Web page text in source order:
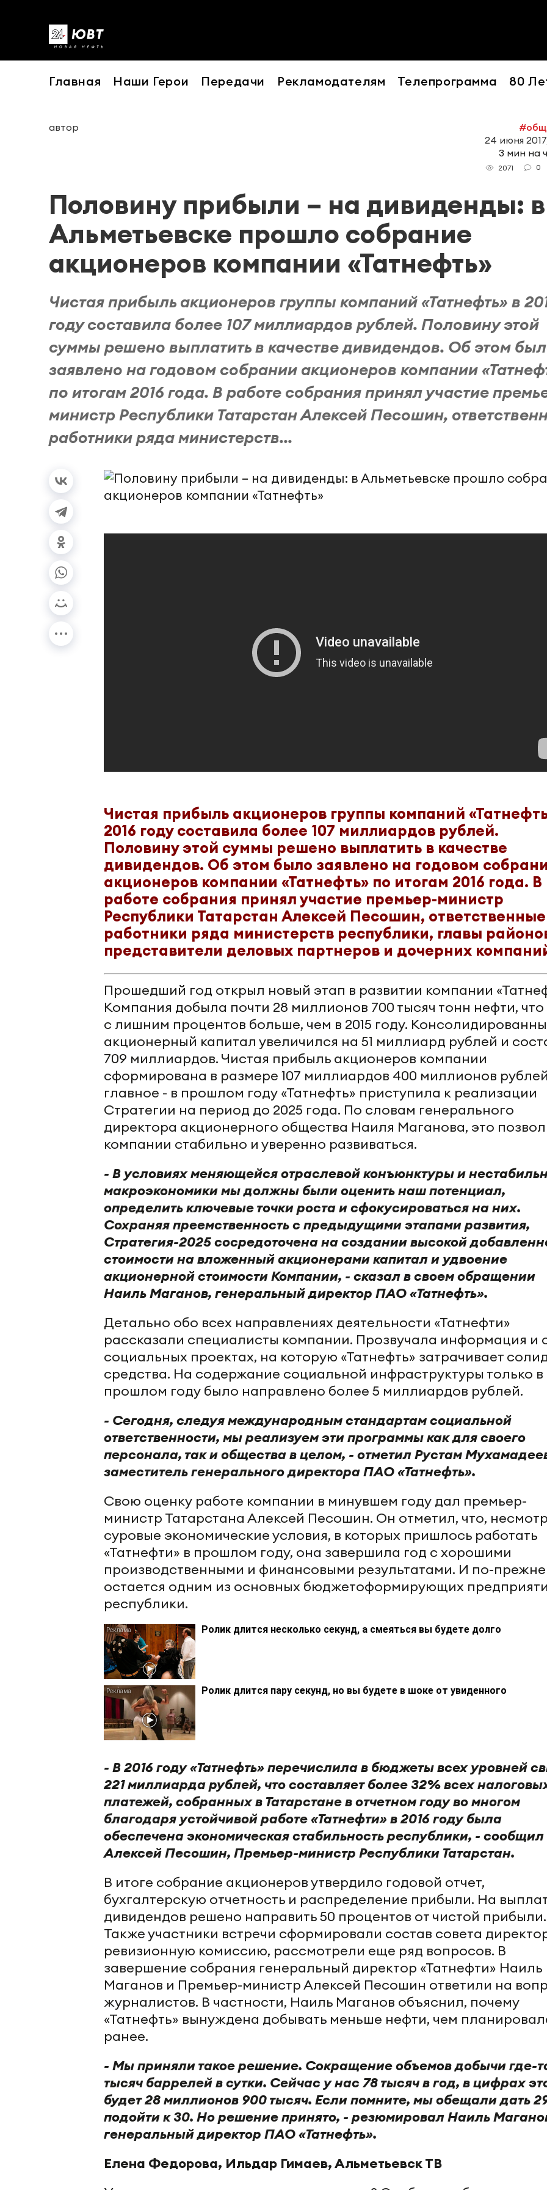
Главная Наши Герои Передачи Рекламодателям Телепрограмма 80
автор
24 июня
3 мин на
2071 0
Половину прибыли – на дивиденды: в
Альметьевске прошло собрание
акционеров компании «Татнефть»
Чистая прибыль акционеров группы компаний «Татнефть» в
году составила более 107 миллиардов рублей. Половину этой
суммы решено выплатить в качестве дивидендов. Об этом
заявлено на годовом собрании акционеров компании
по итогам 2016 года. В работе собрания принял участие
министр Республики Татарстан Алексей Песошин,
работники ряда министерств...
Чистая прибыль акционеров группы компаний
2016 году составила более 107 миллиардов рублей.
Половину этой суммы решено выплатить в качестве
дивидендов. Об этом было заявлено на годовом
акционеров компании «Татнефть» по итогам 2016 года. В
работе собрания принял участие премьер-министр
Республики Татарстан Алексей Песошин, ответственные
работники ряда министерств республики, главы
представители деловых партнеров и дочерних
Прошедший год открыл новый этап в развитии компании
Компания добыла почти 28 миллионов 700 тысяч тонн нефти, что
с лишним процентов больше, чем в 2015 году.
акционерный капитал увеличился на 51 миллиард рублей и
709 миллиардов. Чистая прибыль акционеров компании
сформирована в размере 107 миллиардов 400 миллионов
главное - в прошлом году «Татнефть» приступила к реализации
Стратегии на период до 2025 года. По словам генерального
директора акционерного общества Наиля Маганова, это
компании стабильно и уверенно развиваться.
- В условиях меняющейся отраслевой конъюнктуры и
макроэкономики мы должны были оценить наш потенциал,
определить ключевые точки роста и сфокусироваться на них.
Сохраняя преемственность с предыдущими этапами развития,
Стратегия-2025 сосредоточена на создании высокой
стоимости на вложенный акционерами капитал и удвоение
акционерной стоимости Компании, - сказал в своем обращении
Наиль Маганов, генеральный директор ПАО «Татнефть».
Детально обо всех направлениях деятельности «Татнефти»
рассказали специалисты компании. Прозвучала информация и
социальных проектах, на которую «Татнефть» затрачивает
средства. На содержание социальной инфраструктуры только в
прошлом году было направлено более 5 миллиардов рублей.
- Сегодня, следуя международным стандартам социальной
ответственности, мы реализуем эти программы как для своего
персонала, так и общества в целом, - отметил Рустам
заместитель генерального директора ПАО «Татнефть».
Свою оценку работе компании в минувшем году дал премьер-
министр Татарстана Алексей Песошин. Он отметил, что,
суровые экономические условия, в которых пришлось работать
«Татнефти» в прошлом году, она завершила год с хорошими
производственными и финансовыми результатами. И по-
остается одним из основных бюджетоформирующих
республики.
Ролик длится несколько секунд, а смеяться вы будете долго
Ролик длится пару секунд, но вы будете в шоке от увиденного
- В 2016 году «Татнефть» перечислила в бюджеты всех уровней
221 миллиарда рублей, что составляет более 32% всех
платежей, собранных в Татарстане в отчетном году во многом
благодаря устойчивой работе «Татнефти» в 2016 году была
обеспечена экономическая стабильность республики, - сообщил
Алексей Песошин, Премьер-министр Республики Татарстан.
В итоге собрание акционеров утвердило годовой отчет,
бухгалтерскую отчетность и распределение прибыли. На
дивидендов решено направить 50 процентов от чистой прибыли.
Также участники встречи сформировали состав совета
ревизионную комиссию, рассмотрели еще ряд вопросов. В
завершение собрания генеральный директор «Татнефти» Наиль
Маганов и Премьер-министр Алексей Песошин ответили на
журналистов. В частности, Наиль Маганов объяснил, почему
«Татнефть» вынуждена добывать меньше нефти, чем
ранее.
- Мы приняли такое решение. Сокращение объемов добычи где-
тысяч баррелей в сутки. Сейчас у нас 78 тысяч в год, в цифрах
будет 28 миллионов 900 тысяч. Если помните, мы обещали дать
подойти к 30. Но решение принято, - резюмировал Наиль
генеральный директор ПАО «Татнефть».
Елена Федорова, Ильдар Гимаев, Альметьевск ТВ